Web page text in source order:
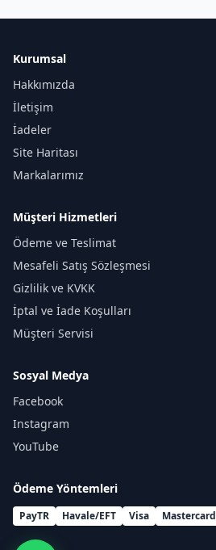
Kurumsal
Hakkımızda
İletişim
İadeler
Site Haritası
Markalarımız
Müşteri Hizmetleri
Ödeme ve Teslimat
Mesafeli Satış Sözleşmesi
Gizlilik ve KVKK
İptal ve İade Koşulları
Müşteri Servisi
Sosyal Medya
Facebook
Instagram
YouTube
Ödeme Yöntemleri
PayTR Havale/EFT Visa Mastercard